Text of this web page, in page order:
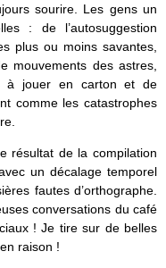
sourire. Les gens un
: de l’autosuggestion
plus ou moins savantes,
mouvements des astres,
à jouer en carton et de
comme les catastrophes
résultat de la compilation
un décalage temporel
fautes d’orthographe.
conversations du café
! Je tire sur de belles
raison !